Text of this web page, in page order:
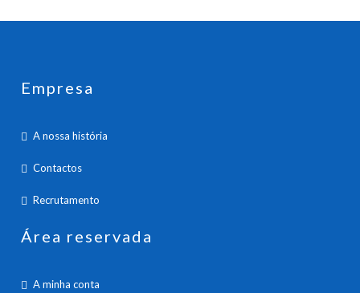
Empresa
A nossa história
Contactos
Recrutamento
Área reservada
A minha conta